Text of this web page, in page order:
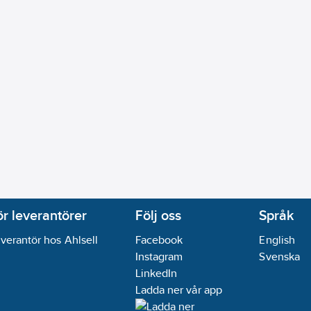
leverantörer
hos Ahlsell
Följ oss
Facebook
Instagram
LinkedIn
Ladda ner vår app
Språk
English
Svenska